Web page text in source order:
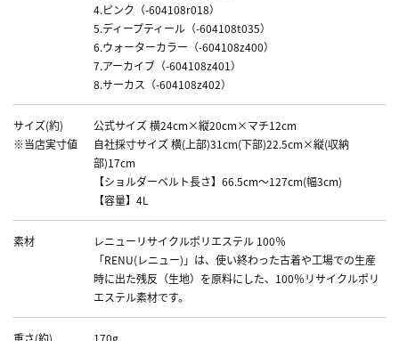
4.ピンク（-604108r018）
5.ディープティール（-604108t035）
6.ウォーターカラー（-604108z400）
7.アーカイブ（-604108z401）
8.サーカス（-604108z402）
サイズ(約)
※当店実寸値
公式サイズ 横24cm×縦20cm×マチ12cm
自社採寸サイズ 横(上部)31cm(下部)22.5cm×縦(収納
部)17cm
【ショルダーベルト長さ】66.5cm～127cm(幅3cm)
【容量】4L
素材
レニューリサイクルポリエステル 100％
「RENU(レニュー)」は、使い終わった古着や工場での生産
時に出た残反（生地）を原料にした、100％リサイクルポリ
エステル素材です。